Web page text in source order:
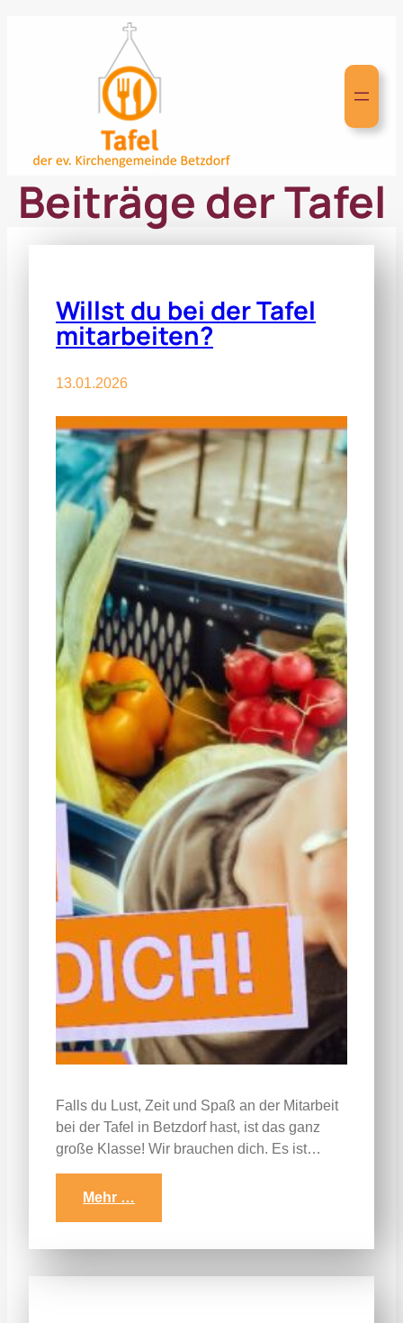
Beiträge der Tafel
Willst du bei der Tafel
mitarbeiten?
13.01.2026
Falls du Lust, Zeit und Spaß an der Mitarbeit
bei der Tafel in Betzdorf hast, ist das ganz
große Klasse! Wir brauchen dich. Es ist…
Mehr …